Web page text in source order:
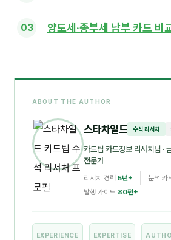
양도세·종부세 납부 카드 비
ABOUT THE AUTHOR
스타차일드 수석 리서처
카드팁 카드정보 리서치팀 ·
전문가
리서치 경력 5년+ 분석 카
발행 가이드 80편+
EXPERIENCE EXPERTISE